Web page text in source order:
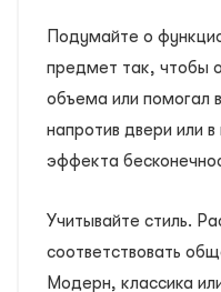
Подумайте о
предмет так, чтобы
объема или помогал
напротив двери или
эффекта
Учитывайте стиль.
соответствовать
Модерн, классика